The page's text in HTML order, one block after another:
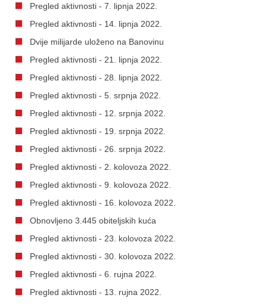
Pregled aktivnosti - 7. lipnja 2022.
Pregled aktivnosti - 14. lipnja 2022.
Dvije milijarde uloženo na Banovinu
Pregled aktivnosti - 21. lipnja 2022.
Pregled aktivnosti - 28. lipnja 2022.
Pregled aktivnosti - 5. srpnja 2022.
Pregled aktivnosti - 12. srpnja 2022.
Pregled aktivnosti - 19. srpnja 2022.
Pregled aktivnosti - 26. srpnja 2022.
Pregled aktivnosti - 2. kolovoza 2022.
Pregled aktivnosti - 9. kolovoza 2022.
Pregled aktivnosti - 16. kolovoza 2022.
Obnovljeno 3.445 obiteljskih kuća
Pregled aktivnosti - 23. kolovoza 2022.
Pregled aktivnosti - 30. kolovoza 2022.
Pregled aktivnosti - 6. rujna 2022.
Pregled aktivnosti - 13. rujna 2022.